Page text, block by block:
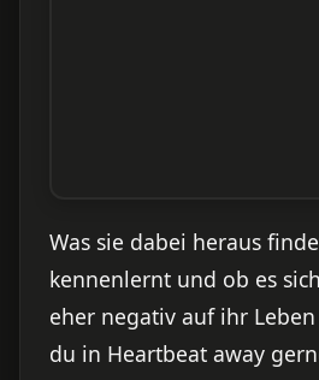
Was sie dabei heraus
kennenlernt und ob es
eher negativ auf ihr
du in Heartbeat away